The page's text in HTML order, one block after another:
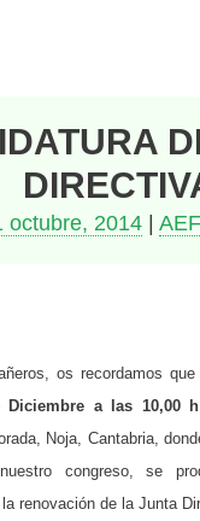
octubre, 2014|
os recordamos que
a las 10,00 h
Noja, Cantabria,
congreso, se
renovación de la Junta